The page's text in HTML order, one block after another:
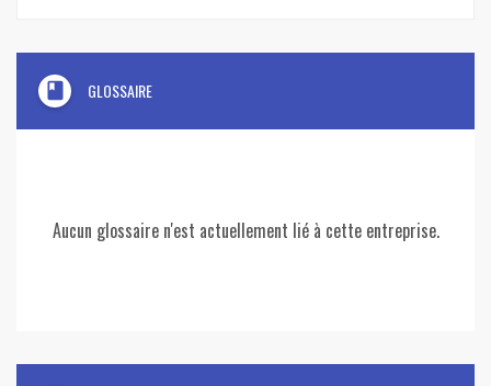
book GLOSSAIRE
Aucun glossaire n'est actuellement lié à cette entreprise.